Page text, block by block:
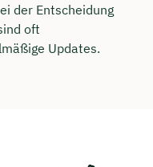
der Entscheidung
oft
Updates.